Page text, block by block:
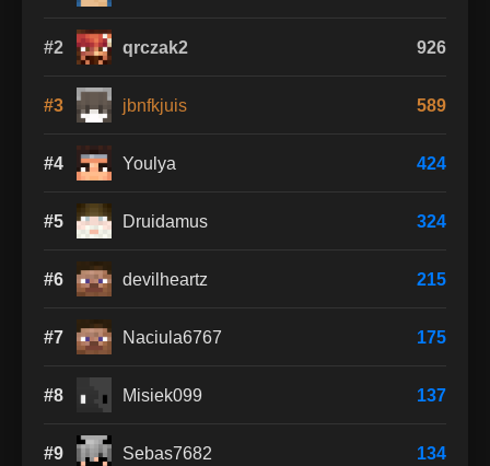
#2 qrczak2 926
#3 jbnfkjuis 589
#4 Youlya 424
#5 Druidamus 324
#6 devilheartz 215
#7 Naciula6767 175
#8 Misiek099 137
#9 Sebas7682 134